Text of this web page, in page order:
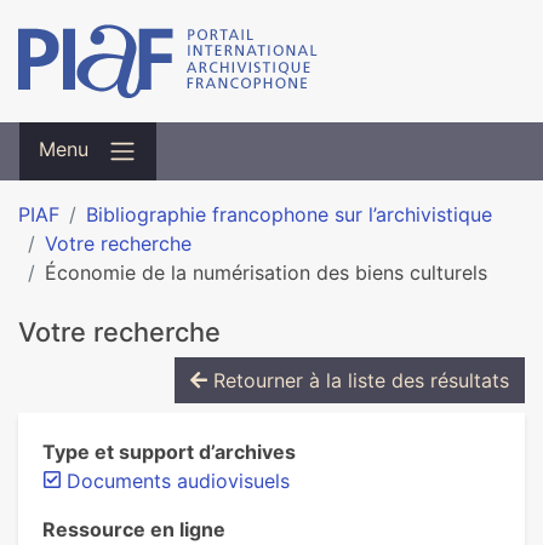
Menu
PIAF
Bibliographie francophone sur l’archivistique
Votre recherche
Économie de la numérisation des biens culturels
Votre recherche
Retourner à la liste des résultats
Type et support d’archives
Documents audiovisuels
Ressource en ligne